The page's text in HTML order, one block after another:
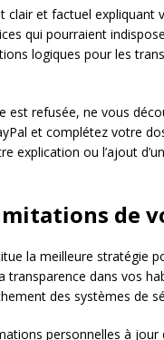
clair et factuel expliquant
qui pourraient
logiques pour les
est refusée, ne vous
et complétez votre
explication ou l’ajout
de
la meilleure stratégie
transparence dans vos
des systèmes de
personnelles à jour